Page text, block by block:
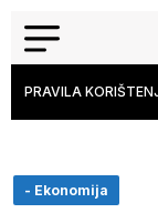
PRAVILA
- Ekonomija